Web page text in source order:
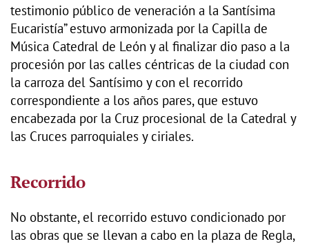
testimonio público de veneración a la Santísima
Eucaristía” estuvo armonizada por la Capilla de
Música Catedral de León y al finalizar dio paso a la
procesión por las calles céntricas de la ciudad con
la carroza del Santísimo y con el recorrido
correspondiente a los años pares, que estuvo
encabezada por la Cruz procesional de la Catedral y
las Cruces parroquiales y ciriales.
Recorrido
No obstante, el recorrido estuvo condicionado por
las obras que se llevan a cabo en la plaza de Regla,